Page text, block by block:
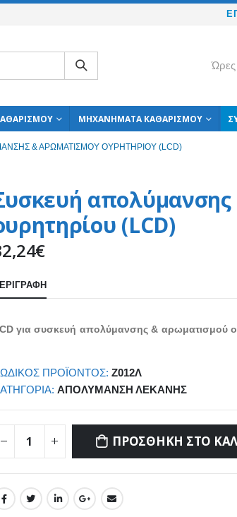
Ώρες
ΜΗΧΑΝΉΜΑΤΑ ΚΑΘΑΡΙΣΜΟΎ
& ΑΡΩΜΑΤΙΣΜΟΎ ΟΥΡΗΤΗΡΊΟΥ (LCD)
(LCD)
€
για συσκευή απολύμανσης & αρωματισμού
ΠΡΟΪΌΝΤΟΣ: Ζ012Λ
ΑΠΟΛΎΜΑΝΣΗ ΛΕΚΆΝΗΣ
ΠΡΟΣΘΉΚΗ ΣΤΟ